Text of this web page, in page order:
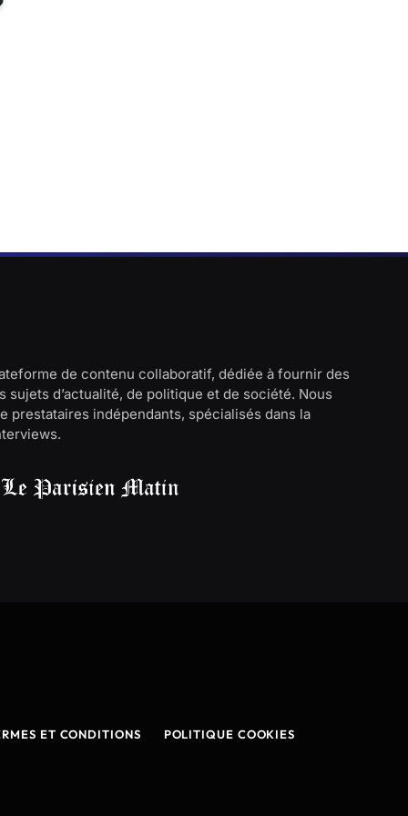
de contenu collaboratif, dédiée à fournir des
sujets d’actualité, de politique et de société. Nous
prestataires indépendants, spécialisés dans la
ET CONDITIONS POLITIQUE COOKIES